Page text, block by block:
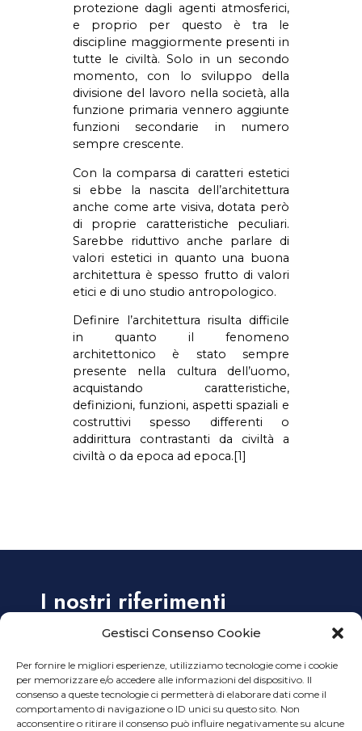
Gestisci Consenso Cookie
Per fornire le migliori esperienze, utilizziamo tecnologie come i cookie
per memorizzare e/o accedere alle informazioni del dispositivo. Il
consenso a queste tecnologie ci permetterà di elaborare dati come il
comportamento di navigazione o ID unici su questo sito. Non
acconsentire o ritirare il consenso può influire negativamente su alcune
protezione dagli agenti atmosferici,
e proprio per questo è tra le
discipline maggiormente presenti in
tutte le civiltà. Solo in un secondo
momento, con lo sviluppo della
divisione del lavoro nella società, alla
funzione primaria vennero aggiunte
funzioni secondarie in numero
sempre crescente.
Con la comparsa di caratteri estetici
si ebbe la nascita dell’architettura
anche come arte visiva, dotata però
di proprie caratteristiche peculiari.
Sarebbe riduttivo anche parlare di
valori estetici in quanto una buona
architettura è spesso frutto di valori
etici e di uno studio antropologico.
Definire l’architettura risulta difficile
in quanto il fenomeno
architettonico è stato sempre
presente nella cultura dell’uomo,
acquistando caratteristiche,
definizioni, funzioni, aspetti spaziali e
costruttivi spesso differenti o
addirittura contrastanti da civiltà a
civiltà o da epoca ad epoca.[1]
I nostri riferimenti
Alzaia Naviglio Grande, 38 – 20144 Milano
Tel. +39 02 45499914
Tel. +39 02 45499915
Email:info@ planimetro.it